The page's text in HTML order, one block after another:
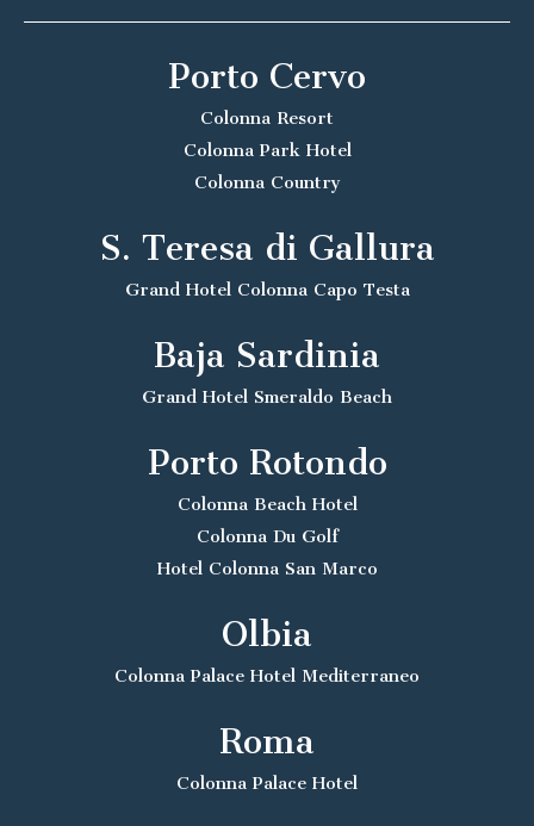
Porto Cervo
Colonna Resort
Colonna Park Hotel
Colonna Country
S. Teresa di Gallura
Grand Hotel Colonna Capo Testa
Baja Sardinia
Grand Hotel Smeraldo Beach
Porto Rotondo
Colonna Beach Hotel
Colonna Du Golf
Hotel Colonna San Marco
Olbia
Colonna Palace Hotel Mediterraneo
Roma
Colonna Palace Hotel